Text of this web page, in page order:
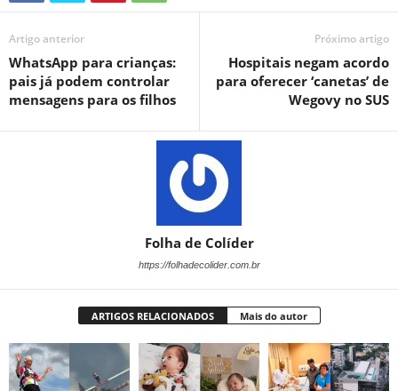
Artigo anterior
WhatsApp para crianças:
pais já podem controlar
mensagens para os filhos
Próximo artigo
Hospitais negam acordo
para oferecer ‘canetas’ de
Wegovy no SUS
Folha de Colíder
https://folhadecolider.com.br
ARTIGOS RELACIONADOS Mais do autor